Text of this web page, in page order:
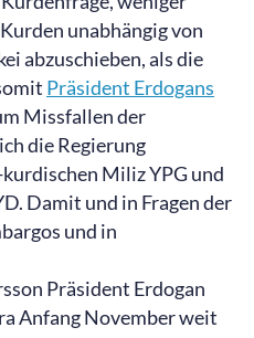
unabhängig von
abzuschieben, als die
Präsident Erdogans
Missfallen der
die Regierung
Miliz YPG und
Damit und in Fragen der
und in
Präsident Erdogan
Anfang November weit